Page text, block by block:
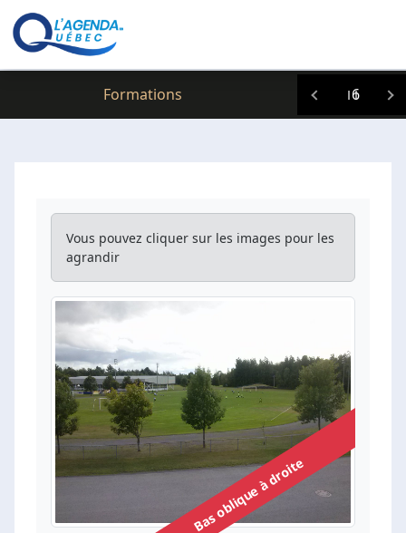
Clic icitte :
Vous pouvez cliquer sur les images pour les
agrandir
Bas oblique à droite